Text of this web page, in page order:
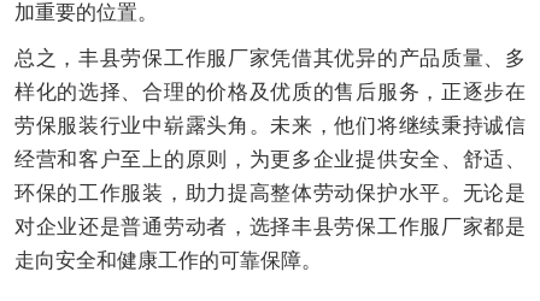
加重要的位置。
总之，丰县劳保工作服厂家凭借其优异的产品质量、多
样化的选择、合理的价格及优质的售后服务，正逐步在
劳保服装行业中崭露头角。未来，他们将继续秉持诚信
经营和客户至上的原则，为更多企业提供安全、舒适、
环保的工作服装，助力提高整体劳动保护水平。无论是
对企业还是普通劳动者，选择丰县劳保工作服厂家都是
走向安全和健康工作的可靠保障。